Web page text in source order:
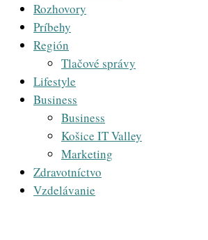
Rozhovory
Príbehy
Región
Tlačové správy
Lifestyle
Business
Business
Košice IT Valley
Marketing
Zdravotníctvo
Vzdelávanie